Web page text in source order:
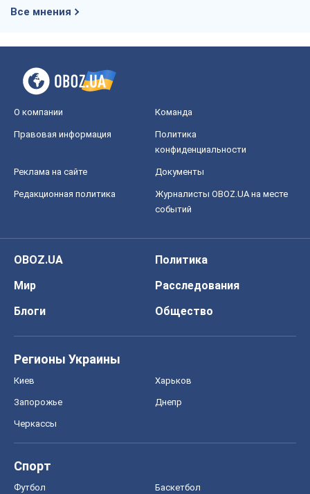
Все мнения
О компании Команда
Правовая информация
Политика
конфиденциальности
Реклама на сайте Документы
Редакционная политика
Журналисты OBOZ.UA на месте
событий
OBOZ.UA
Политика
Мир
Расследования
Блоги
Общество
Регионы Украины
Киев Харьков
Запорожье Днепр
Черкассы
Спорт
Футбол Баскетбол